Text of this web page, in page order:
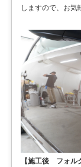
しますので、お気
【施工後 フォル